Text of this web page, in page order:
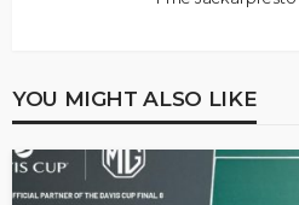
YOU MIGHT ALSO LIKE